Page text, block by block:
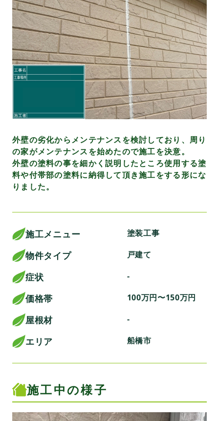
外壁の劣化からメンテナンスを検討しており、周り
の家がメンテナンスを始めたので施工を決意。
外壁の塗料の事を細かく説明したところ使用する塗
料や付帯部の塗料に納得して頂き施工をする形にな
りました。
施工メニュー 塗装工事
物件タイプ 戸建て
症状 -
価格帯 100万円〜150万円
屋根材 -
エリア 船橋市
施工中の様子